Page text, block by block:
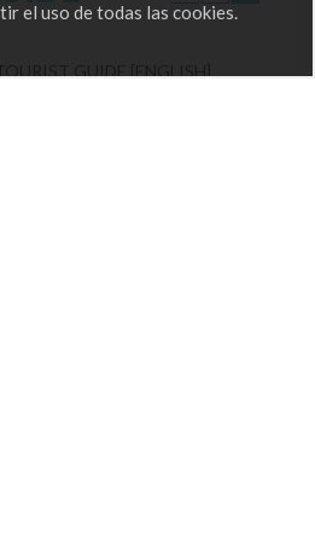
el uso de todas las cookies.